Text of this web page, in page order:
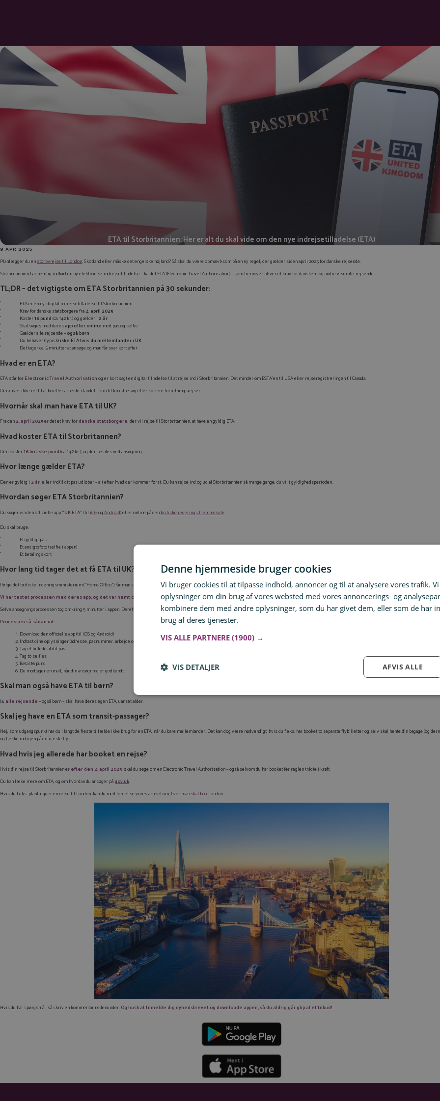
ETA til Storbritannien: Her er alt du skal vide om den nye indrejsetilladelse (ETA)
9 APR 2025
Planlægger du enstorbyrejse til London, Skotland eller måske det engelske højland? Så skal du være opmærksom på en ny regel, der gælder siden april 2025 for danske rejsende.
Storbritannien har nemlig indført en ny elektronisk indrejsetilladelse – kaldet ETA (Electronic Travel Authorisation) – som fremover bliver et krav for danskere og andre visumfri rejsende.
TL;DR – det vigtigste om ETA Storbritannien på 30 sekunder:
ETA er en ny, digital indrejsetilladelse til Storbritannien
Krav for danske statsborgere fra2. april 2025
Koster16 pund(ca. 142 kr.) og gælder i 2 år
Skal søges med deresapp eller online med pas og selfie
Gælder alle rejsende –også børn
Du behøver (typisk)ikke ETA hvis du mellemlander i UK
Det tager ca. 5 minutter at ansøge og man får svar kort efter
Hvad er en ETA?
ETA står forElectronic Travel Authorisationog er kort sagt en digital tilladelse til at rejse ind i Storbritannien. Det minder om ESTA’en til USA eller rejseregistreringen til Canada.
Den giver ikke ret til at bo eller arbejde i landet – kun til turistbesøg eller kortere forretningsrejser.
Hvornår skal man have ETA til UK?
Fra den2. april 2025er det et krav fordanske statsborgere, der vil rejse til Storbritannien, at have en gyldig ETA.
Hvad koster ETA til Storbritannen?
Den koster16 britiske pund(ca. 142 kr.), og den betales ved ansøgning.
Hvor længe gælder ETA?
Den er gyldig i 2 år, eller indtil dit pas udløber – alt efter hvad der kommer først. Du kan rejse ind og ud af Storbritannien så mange gange, du vil i gyldighedsperioden.
Hvordan søger ETA Storbritannien?
Du søger via den officielle app“UK ETA”(tiliOSogAndroid) eller online på denbritiske regerings hjemmeside.
Du skal bruge:
Et gyldigt pas
Et ansigtsfoto (selfie i appen)
Et betalingskort
Hvor lang tid tager det at få ETA til UK?
Ifølge det britiske indenrigsministerium (“Home Office”) får man sin ETA inden for 3 arbejdsdage.
Vi har testet processen med deres app, og det var nemt og hurtigt overstået – og vi modtog vores ETA inden for cirka én time.
Selve ansøgningsprocessen tog omkring 5 minutter i appen. Derefter fik vi besked om, at vi ville få svar inden for 72 timer – men vi modtog altså vores ETA allerede efter ca. 1 time.
Processen så sådan ud:
Download den officielle app (til iOS og Android)
Indtast dine oplysninger (adresse, pasnummer, arbejde osv.)
Tag et billede af dit pas
Tag to selfies
Betal 16 pund
Du modtager en mail, når din ansøgning er godkendt
Skal man også have ETA til børn?
Ja, alle rejsende– også børn – skal have deres egen ETA, uanset alder.
Skal jeg have en ETA som transit-passager?
Nej, som udgangspunkt har du i langt de fleste tilfælde ikke brug for en ETA, når du bare mellemlander. Det kan dog være nødvendigt, hvis du f.eks. har booket to separate flybilletter og selv skal hente din bagage (og
og tjekke ind igen på dit næste fly.
Hvad hvis jeg allerede har booket en rejse?
Hvis din rejse til Storbritannien erefter den 2. april 2025, skal du søge om en Electronic Travel Authorisation – også selvom du har booket før reglen trådte i kraft.
Du kan læse mere om ETA, og om hvordan du ansøger pågov.uk.
Hvis du f.eks. planlægger en rejse til London, kan du med fordel se vores artikel om,hvor man skal bo i London.
Hvis du har spørgsmål, så skriv en kommentar nedenunder. Og husk at tilmelde dig nyhedsbrevet og downloade appen, så du aldrig går glip af et tilbud!
Du kan tilføje op til 99 tilbud
Denne hjemmeside bruger cookies
Vi bruger cookies til at tilpasse indhold, annoncer og til at analysere vores trafik.
oplysninger om din brug af vores websted med vores annoncerings- og
kombinere dem med andre oplysninger, som du har givet dem, eller som de har
brug af deres tjenester.
VIS ALLE PARTNERE (1900) →
AFVIS ALLE
VIS DETALJER